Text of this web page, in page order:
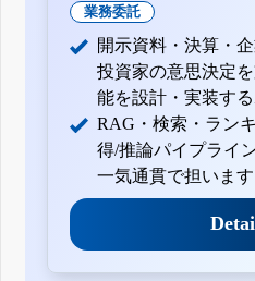
業務委託
開示資料・決算・
投資家の意思決定
能を設計・実装す
RAG・検索・ラン
得/推論パイプライ
一気通貫で担います